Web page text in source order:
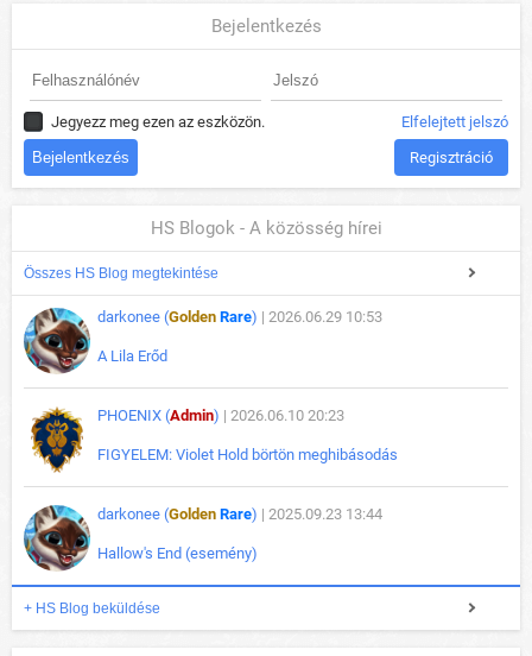
Bejelentkezés
Jegyezz meg ezen az eszközön. Elfelejtett jelszó
Regisztráció
HS Blogok - A közösség hírei
Összes HS Blog megtekintése
darkonee (Golden Rare) | 2026.06.29 10:53
A Lila Erőd
PHOENIX (Admin) | 2026.06.10 20:23
FIGYELEM: Violet Hold börtön meghibásodás
darkonee (Golden Rare) | 2025.09.23 13:44
Hallow's End (esemény)
+ HS Blog beküldése